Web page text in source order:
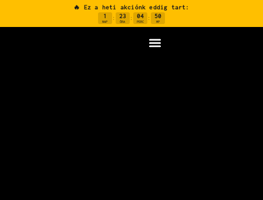
🔥 Ez a heti akciónk eddig tart:
1
NAP
: 23
ÓRA
: 04
PERC
: 49
MP